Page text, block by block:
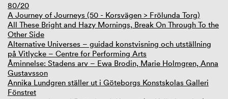
80/20
A Journey of Journeys (50 - Korsvägen > Frölunda Torg)
All These Bright and Hazy Mornings, Break On Through To the
Other Side
Alternative Universes – guidad konstvisning och utställning
på Vitlycke – Centre for Performing Arts
Åminnelse: Stadens arv – Ewa Brodin, Marie Holmgren, Anna
Gustavsson
Annika Lundgren ställer ut i Göteborgs Konstskolas Galleri
Fönstret